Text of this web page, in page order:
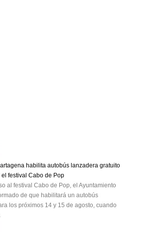
habilita autobús lanzadera gratuito
festival Cabo de Pop
al festival Cabo de Pop, el Ayuntamiento
de que habilitará un autobús
los próximos 14 y 15 de agosto, cuando